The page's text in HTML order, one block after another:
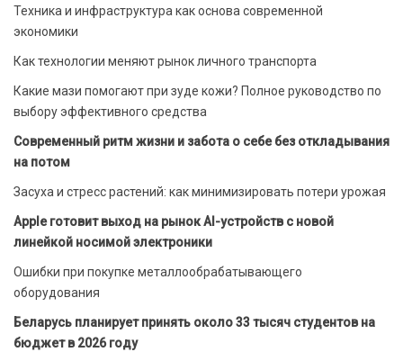
Техника и инфраструктура как основа современной
экономики
Как технологии меняют рынок личного транспорта
Какие мази помогают при зуде кожи? Полное руководство по
выбору эффективного средства
Современный ритм жизни и забота о себе без откладывания
на потом
Засуха и стресс растений: как минимизировать потери урожая
Apple готовит выход на рынок AI-устройств с новой
линейкой носимой электроники
Ошибки при покупке металлообрабатывающего
оборудования
Беларусь планирует принять около 33 тысяч студентов на
бюджет в 2026 году